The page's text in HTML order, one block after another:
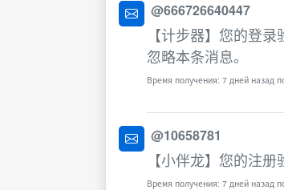
@666726640447
【计步器】您的登
忽略本条消息。
Время получения: 7 дней назад
@10658781
【小伴龙】您的注
Время получения: 7 дней назад